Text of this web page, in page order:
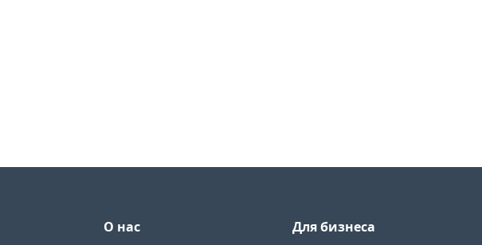
О нас Для бизнеса